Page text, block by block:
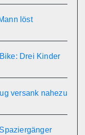
löst
Drei Kinder
versank nahezu